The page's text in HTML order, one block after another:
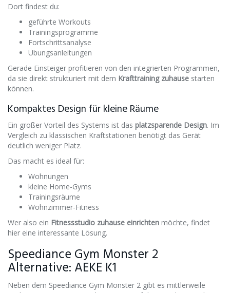
Dort findest du:
geführte Workouts
Trainingsprogramme
Fortschrittsanalyse
Übungsanleitungen
Gerade Einsteiger profitieren von den integrierten Programmen,
da sie direkt strukturiert mit dem Krafttraining zuhause starten
können.
Kompaktes Design für kleine Räume
Ein großer Vorteil des Systems ist das platzsparende Design. Im
Vergleich zu klassischen Kraftstationen benötigt das Gerät
deutlich weniger Platz.
Das macht es ideal für:
Wohnungen
kleine Home-Gyms
Trainingsräume
Wohnzimmer-Fitness
Wer also ein Fitnessstudio zuhause einrichten möchte, findet
hier eine interessante Lösung.
Speediance Gym Monster 2
Alternative: AEKE K1
Neben dem Speediance Gym Monster 2 gibt es mittlerweile